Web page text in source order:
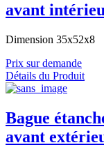
avant
Dimension 35x52x8
Prix sur demande
Détails du Produit
Bague
avant